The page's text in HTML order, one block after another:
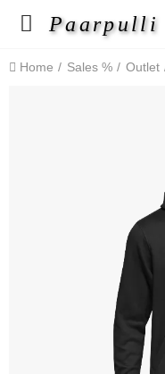
Paarpulli
Home Sales % Outlet